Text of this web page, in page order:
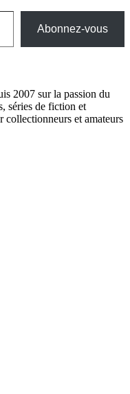
Abonnez-vous
2007 sur la passion du
séries de fiction et
et amateurs